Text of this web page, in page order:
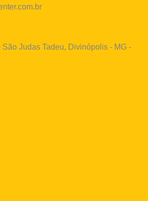
São Judas Tadeu, Divinópolis - MG -